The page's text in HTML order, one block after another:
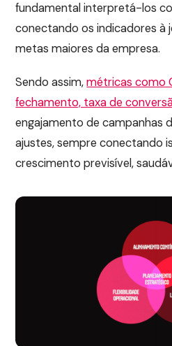
fundamental interpretá-los
conectando os indicadores à
metas maiores da empresa.
Sendo assim,métricas como
fechamento, taxa de
engajamento de campanhas
ajustes, sempre conectando
crescimento previsível,